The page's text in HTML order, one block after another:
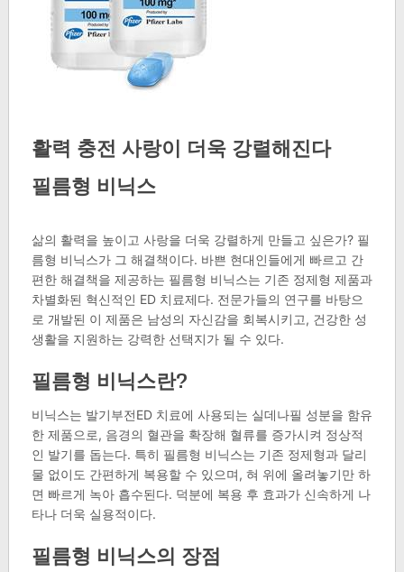
활력 충전 사랑이 더욱 강렬해진다
필름형 비닉스
삶의 활력을 높이고 사랑을 더욱 강렬하게 만들고 싶은가? 필
름형 비닉스가 그 해결책이다. 바쁜 현대인들에게 빠르고 간
편한 해결책을 제공하는 필름형 비닉스는 기존 정제형 제품과
차별화된 혁신적인 ED 치료제다. 전문가들의 연구를 바탕으
로 개발된 이 제품은 남성의 자신감을 회복시키고, 건강한 성
생활을 지원하는 강력한 선택지가 될 수 있다.
필름형 비닉스란?
비닉스는 발기부전ED 치료에 사용되는 실데나필 성분을 함유
한 제품으로, 음경의 혈관을 확장해 혈류를 증가시켜 정상적
인 발기를 돕는다. 특히 필름형 비닉스는 기존 정제형과 달리
물 없이도 간편하게 복용할 수 있으며, 혀 위에 올려놓기만 하
면 빠르게 녹아 흡수된다. 덕분에 복용 후 효과가 신속하게 나
타나 더욱 실용적이다.
필름형 비닉스의 장점